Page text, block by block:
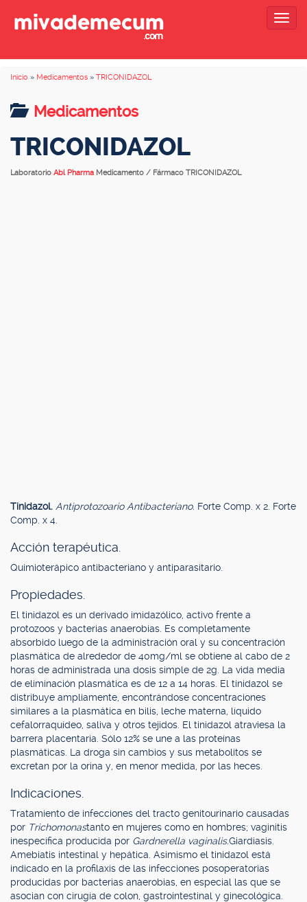
Inicio » Medicamentos » TRICONIDAZOL
Medicamentos
TRICONIDAZOL
Laboratorio Abl Pharma Medicamento / Fármaco TRICONIDAZOL
Tinidazol. Antiprotozoario Antibacteriano. Forte Comp. x 2. Forte
Comp. x 4.
Acción terapéutica.
Quimioterápico antibacteriano y antiparasitario.
Propiedades.
El tinidazol es un derivado imidazólico, activo frente a
protozoos y bacterias anaerobias. Es completamente
absorbido luego de la administración oral y su concentración
plasmática de alrededor de 40mg/ml se obtiene al cabo de 2
horas de administrada una dosis simple de 2g. La vida media
de eliminación plasmática es de 12 a 14 horas. El tinidazol se
distribuye ampliamente, encontrándose concentraciones
similares a la plasmática en bilis, leche materna, líquido
cefalorraquídeo, saliva y otros tejidos. El tinidazol atraviesa la
barrera placentaria. Sólo 12% se une a las proteínas
plasmáticas. La droga sin cambios y sus metabolitos se
excretan por la orina y, en menor medida, por las heces.
Indicaciones.
Tratamiento de infecciones del tracto genitourinario causadas
por Trichomonastanto en mujeres como en hombres; vaginitis
inespecífica producida por Gardnerella vaginalis.Giardiasis.
Amebiatis intestinal y hepática. Asimismo el tinidazol está
indicado en la profilaxis de las infecciones posoperatorias
producidas por bacterias anaerobias, en especial las que se
asocian con cirugía de colon, gastrointestinal y ginecológica.